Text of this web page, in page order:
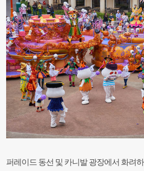
퍼레이드 동선 및 카니발 광장에서 화려